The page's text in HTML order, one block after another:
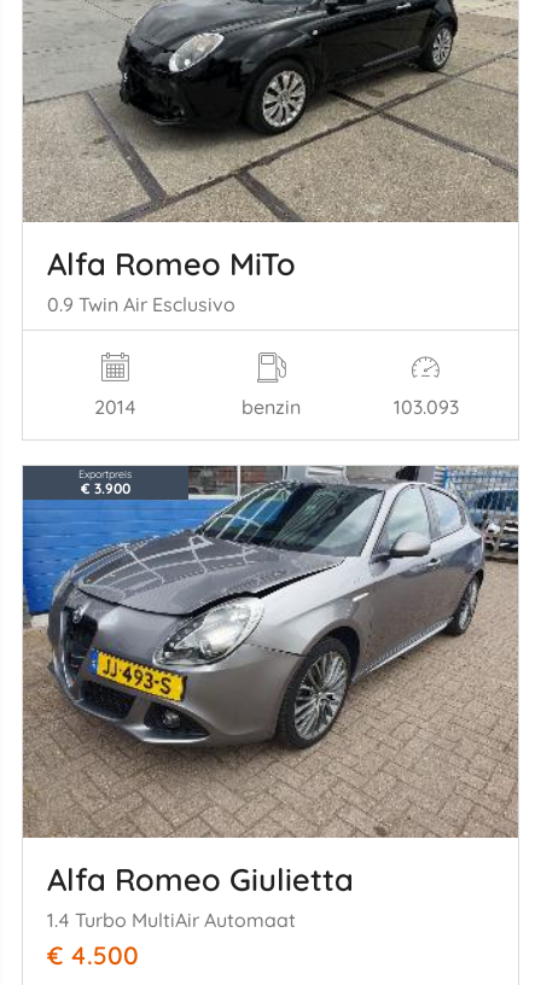
Alfa Romeo MiTo
0.9 Twin Air Esclusivo
2014 benzin 103.093
Exportpreis
€ 3.900
Alfa Romeo Giulietta
1.4 Turbo MultiAir Automaat
€ 4.500